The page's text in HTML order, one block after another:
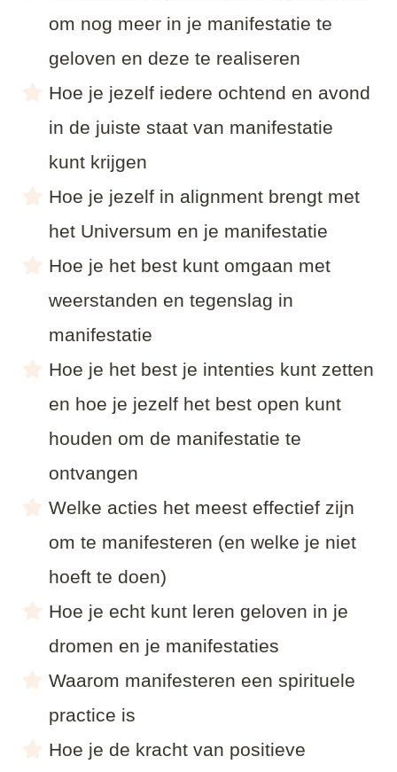
om nog meer in je manifestatie te
geloven en deze te realiseren
Hoe je jezelf iedere ochtend en avond
in de juiste staat van manifestatie
kunt krijgen
Hoe je jezelf in alignment brengt met
het Universum en je manifestatie
Hoe je het best kunt omgaan met
weerstanden en tegenslag in
manifestatie
Hoe je het best je intenties kunt zetten
en hoe je jezelf het best open kunt
houden om de manifestatie te
ontvangen
Welke acties het meest effectief zijn
om te manifesteren (en welke je niet
hoeft te doen)
Hoe je echt kunt leren geloven in je
dromen en je manifestaties
Waarom manifesteren een spirituele
practice is
Hoe je de kracht van positieve